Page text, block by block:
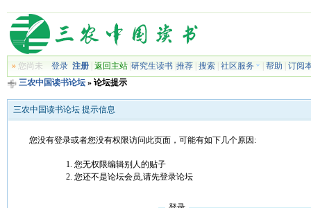
»您尚未 登录 注册| 返回主站| 研究生读书| 推荐| 搜索| 社区服务 帮助
订阅
三农中国读书论坛» 论坛提示
三农中国读书论坛 提示信息
您没有登录或者您没有权限访问此页面，可能有如下几个原因:
您无权限编辑别人的贴子
您还不是论坛会员,请先登录论坛